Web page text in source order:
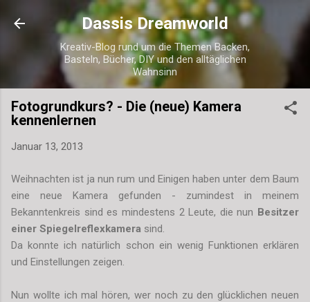
Direkt zum Hauptbereich
Dassis Dreamworld
Kreativ-Blog rund um die Themen Backen,
Basteln, Bücher, DIY und den alltäglichen
Wahnsinn
Fotogrundkurs? - Die (neue) Kamera
kennenlernen
Januar 13, 2013
Weihnachten ist ja nun rum und Einigen haben unter dem Baum
eine neue Kamera gefunden - zumindest in meinem
Bekanntenkreis sind es mindestens 2 Leute, die nun Besitzer
einer Spiegelreflexkamera sind.
Da konnte ich natürlich schon ein wenig Funktionen erklären
und Einstellungen zeigen.
Nun wollte ich mal hören, wer noch zu den glücklichen neuen